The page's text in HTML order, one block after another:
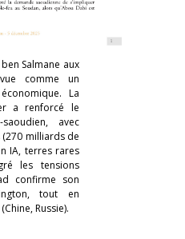
Salmane aux
comme un
La
a renforcé le
avec
milliards de
IA, terres rares
les tensions
confirme son
tout en
Russie).